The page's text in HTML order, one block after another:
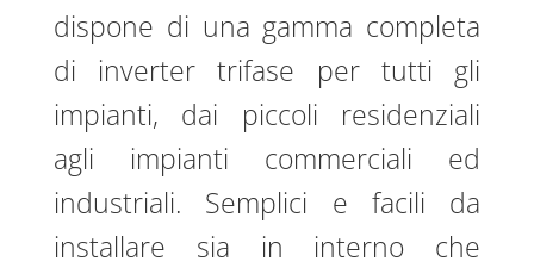
dispone di una gamma completa
di inverter trifase per tutti gli
impianti, dai piccoli residenziali
agli impianti commerciali ed
industriali. Semplici e facili da
installare sia in interno che